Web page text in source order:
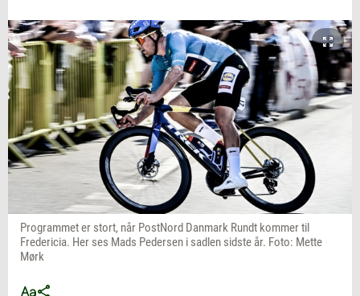
Programmet er stort, når PostNord Danmark Rundt kommer til
Fredericia. Her ses Mads Pedersen i sadlen sidste år. Foto: Mette
Mørk